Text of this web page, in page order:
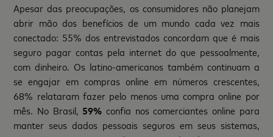
Apesar das preocupações, os consumidores não planejam
abrir mão dos benefícios de um mundo cada vez mais
conectado: 55% dos entrevistados concordam que é mais
seguro pagar contas pela internet do que pessoalmente,
com dinheiro. Os latino-americanos também continuam a
se engajar em compras online em números crescentes,
68% relataram fazer pelo menos uma compra online por
mês. No Brasil, 59% confia nos comerciantes online para
manter seus dados pessoais seguros em seus sistemas,